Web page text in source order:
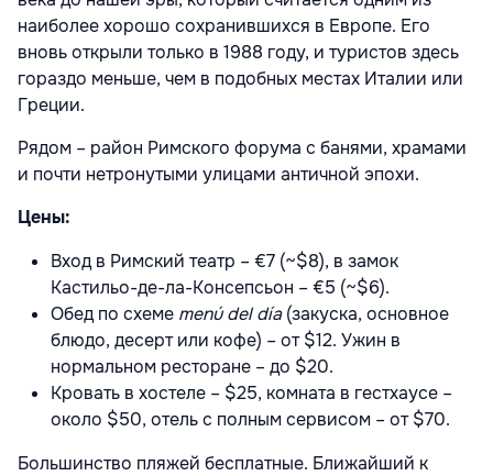
наиболее хорошо сохранившихся в Европе. Его
вновь открыли только в 1988 году, и туристов здесь
гораздо меньше, чем в подобных местах Италии или
Греции.
Рядом – район Римского форума с банями, храмами
и почти нетронутыми улицами античной эпохи.
Цены:
Вход в Римский театр – €7 (~$8), в замок
Кастильо-де-ла-Консепсьон – €5 (~$6).
Обед по схеме menú del día (закуска, основное
блюдо, десерт или кофе) – от $12. Ужин в
нормальном ресторане – до $20.
Кровать в хостеле – $25, комната в гестхаусе –
около $50, отель с полным сервисом – от $70.
Большинство пляжей бесплатные. Ближайший к